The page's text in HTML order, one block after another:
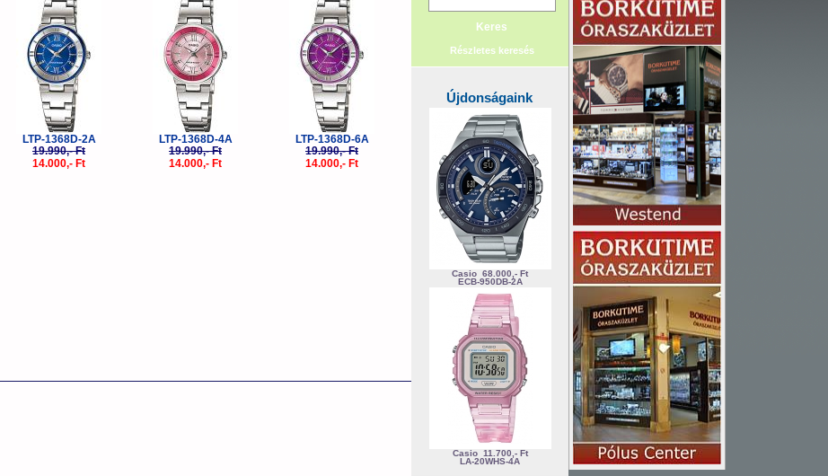
LTP-1368D-2A
19.990,- Ft
14.000,- Ft
LTP-1368D-4A
19.990,- Ft
14.000,- Ft
LTP-1368D-6A
19.990,- Ft
14.000,- Ft
Részletes keresés
Újdonságaink
Casio 68.000,- Ft
ECB-950DB-2A
Casio 11.700,- Ft
LA-20WHS-4A